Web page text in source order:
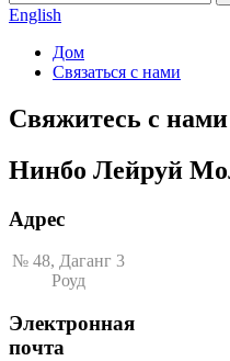
English
Дом
Связаться с нами
Свяжитесь с нами
Нинбо Лейруй
Адрес
№ 48, Даганг 3
Роуд
Электронная
почта